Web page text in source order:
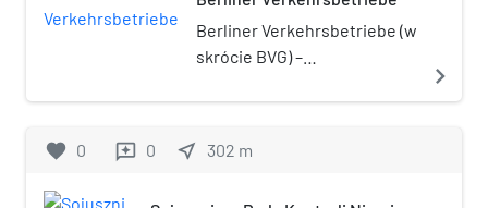
Berliner Verkehrsbetriebe (w
skrócie BVG) –
użyteczności publicznej,
Zajmuje się eksploatacją
navigate_next
favorite 0 reviews 0 near_me 302 m